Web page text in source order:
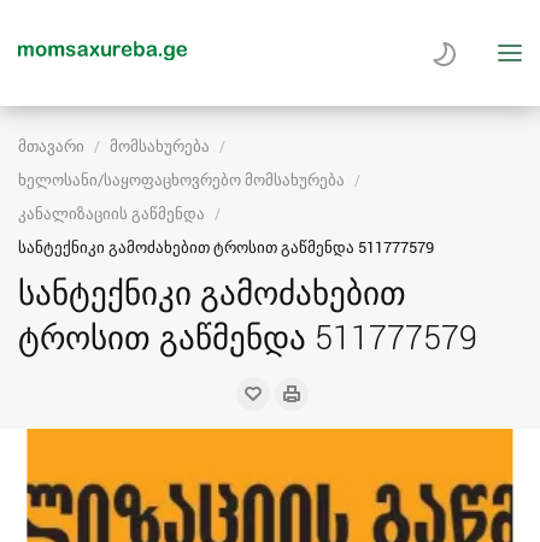
მთავარი
მომსახურება
ხელოსანი/საყოფაცხოვრებო მომსახურება
კანალიზაციის გაწმენდა
სანტექნიკი გამოძახებით ტროსით გაწმენდა 511777579
სანტექნიკი გამოძახებით
ტროსით გაწმენდა 511777579